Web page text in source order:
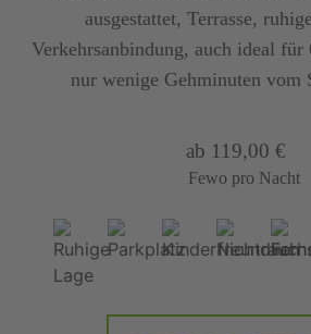
ausgestattet, Terrasse,
Verkehrsanbindung, auch ideal für
nur wenige Gehminuten vom
ab 119,00 €
Fewo pro Nacht